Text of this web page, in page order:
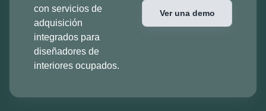
con servicios de
adquisición
integrados para
diseñadores de
interiores ocupados.
Ver una demo